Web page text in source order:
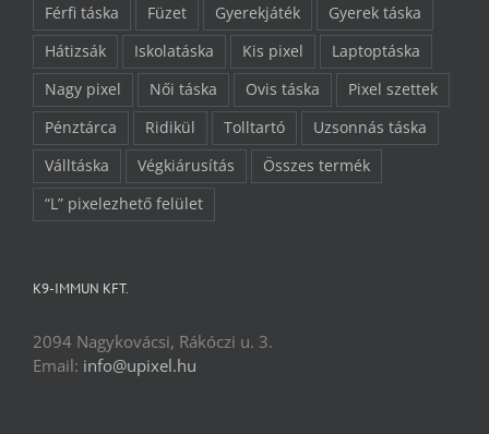
Férfi táska
Füzet Gyerekjáték
Gyerek táska
Hátizsák
Iskolatáska Kis pixel
Laptoptáska
Nagy pixel
Női táska Ovis táska
Pixel szettek
Pénztárca
Ridikül Tolltartó
Uzsonnás táska
Válltáska
Végkiárusítás
Összes termék
“L” pixelezhető felület
K9-IMMUN KFT.
2094 Nagykovácsi, Rákóczi u. 3.
Email: info@upixel.hu